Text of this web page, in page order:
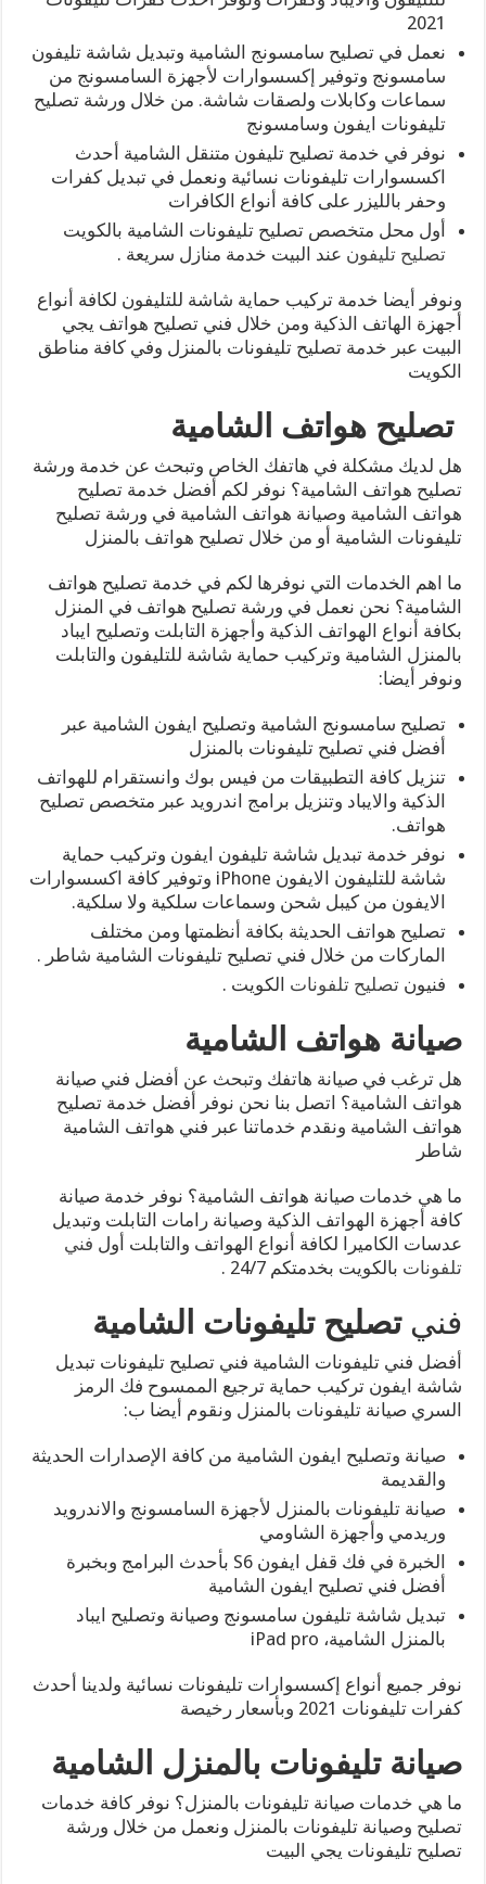
2021
نعمل في تصليح سامسونج الشامية وتبديل شاشة تليفون
سامسونج وتوفير إكسسوارات لأجهزة السامسونج من
سماعات وكابلات ولصقات شاشة. من خلال ورشة تصليح
تليفونات ايفون وسامسونج
نوفر في خدمة تصليح تليفون متنقل الشامية أحدث
اكسسوارات تليفونات نسائية ونعمل في تبديل كفرات
وحفر بالليزر على كافة أنواع الكافرات
أول محل متخصص تصليح تليفونات الشامية بالكويت
تصليح تليفون عند البيت خدمة منازل سريعة .
ونوفر أيضا خدمة تركيب حماية شاشة للتليفون لكافة أنواع
أجهزة الهاتف الذكية ومن خلال فني تصليح هواتف يجي
البيت عبر خدمة تصليح تليفونات بالمنزل وفي كافة مناطق
الكويت
تصليح هواتف الشامية
هل لديك مشكلة في هاتفك الخاص وتبحث عن خدمة ورشة
تصليح هواتف الشامية؟ نوفر لكم أفضل خدمة تصليح
هواتف الشامية وصيانة هواتف الشامية في ورشة تصليح
تليفونات الشامية أو من خلال تصليح هواتف بالمنزل
ما اهم الخدمات التي نوفرها لكم في خدمة تصليح هواتف
الشامية؟ نحن نعمل في ورشة تصليح هواتف في المنزل
بكافة أنواع الهواتف الذكية وأجهزة التابلت وتصليح ايباد
بالمنزل الشامية وتركيب حماية شاشة للتليفون والتابلت
ونوفر أيضا:
تصليح سامسونج الشامية وتصليح ايفون الشامية عبر
أفضل فني تصليح تليفونات بالمنزل
تنزيل كافة التطبيقات من فيس بوك وانستقرام للهواتف
الذكية والايباد وتنزيل برامج اندرويد عبر متخصص تصليح
هواتف.
نوفر خدمة تبديل شاشة تليفون ايفون وتركيب حماية
شاشة للتليفون الايفون iPhone وتوفير كافة اكسسوارات
الايفون من كيبل شحن وسماعات سلكية ولا سلكية.
تصليح هواتف الحديثة بكافة أنظمتها ومن مختلف
الماركات من خلال فني تصليح تليفونات الشامية شاطر .
فنيونتصليح تلفونات الكويت .
صيانة هواتف الشامية
هل ترغب في صيانة هاتفك وتبحث عن أفضل فني صيانة
هواتف الشامية؟ اتصل بنا نحن نوفر أفضل خدمة تصليح
هواتف الشامية ونقدم خدماتنا عبر فني هواتف الشامية
شاطر
ما هي خدمات صيانة هواتف الشامية؟ نوفر خدمة صيانة
كافة أجهزة الهواتف الذكية وصيانة رامات التابلت وتبديل
عدسات الكاميرا لكافة أنواع الهواتف والتابلت أول فني
تلفونات بالكويت بخدمتكم 24/7 .
فنيتصليح تليفونات الشامية
أفضل فني تليفونات الشامية فني تصليح تليفونات تبديل
شاشة ايفون تركيب حماية ترجيع الممسوح فك الرمز
السري صيانة تليفونات بالمنزل ونقوم أيضا ب:
صيانة وتصليح ايفون الشامية من كافة الإصدارات الحديثة
والقديمة
صيانة تليفونات بالمنزل لأجهزة السامسونج والاندرويد
وريدمي وأجهزة الشاومي
الخبرة في فك قفل ايفون S6 بأحدث البرامج وبخبرة
أفضل فني تصليح ايفون الشامية
تبديل شاشة تليفون سامسونج وصيانة وتصليح ايباد
بالمنزل الشامية، iPad pro
نوفر جميع أنواع إكسسوارات تليفونات نسائية ولدينا أحدث
كفرات تليفونات 2021 وبأسعار رخيصة
صيانة تليفونات بالمنزل الشامية
ما هي خدمات صيانة تليفونات بالمنزل؟ نوفر كافة خدمات
تصليح وصيانة تليفونات بالمنزل ونعمل من خلال ورشة
تصليح تليفونات يجي البيت